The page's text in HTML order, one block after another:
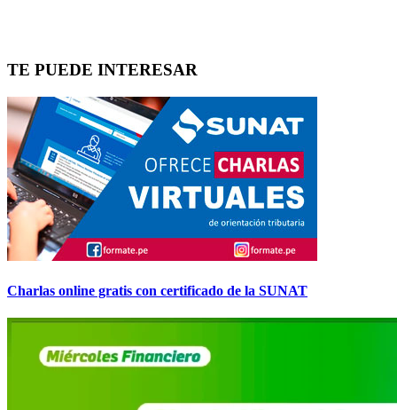
TE PUEDE INTERESAR
Charlas online gratis con certificado de la SUNAT